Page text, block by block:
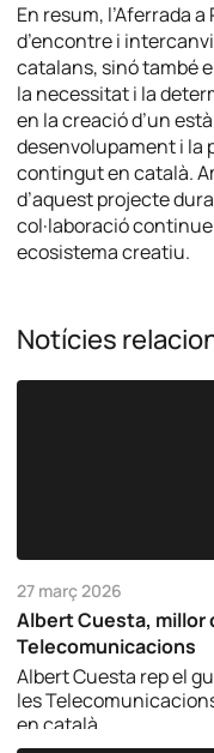
En resum, l’Aferrada
d’encontre i
catalans, sinó també
la necessitat i la
en la creació d’un
desenvolupament i la
contingut en català.
d’aquest projecte
col·laboració
ecosistema creatiu.
Notícies
27 març 2026
Albert Cuesta, millor
Telecomunicacions
Albert Cuesta rep el
les
en català.